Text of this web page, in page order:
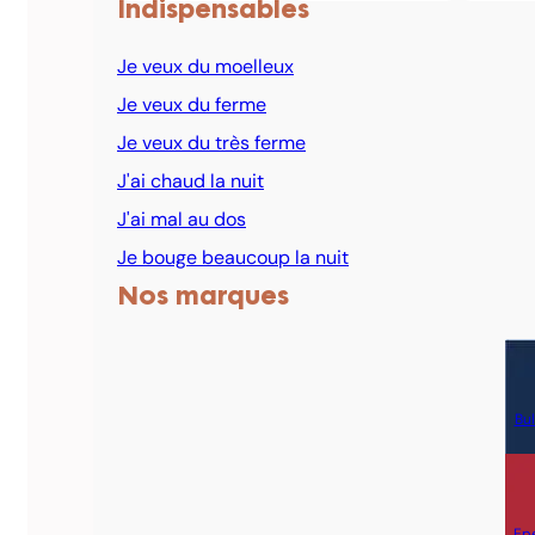
Indispensables
Je veux du moelleux
Je veux du ferme
Je veux du très ferme
J'ai chaud la nuit
J'ai mal au dos
Je bouge beaucoup la nuit
Nos marques